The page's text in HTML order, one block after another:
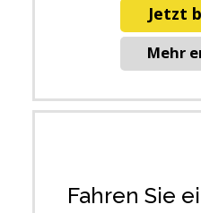
Jetzt
Mehr
Fahren Sie